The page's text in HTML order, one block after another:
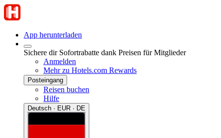
App herunterladen
Sichere dir Sofortrabatte dank Preisen für Mitglieder
Anmelden
Mehr zu Hotels.com Rewards
Posteingang
Reisen buchen
Hilfe
Deutsch · EUR · DE